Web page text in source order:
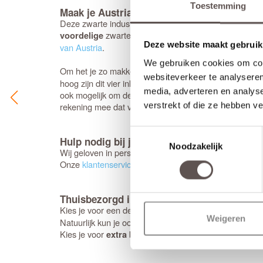
Toestemming
Deze website maakt
We gebruiken cookies om
websiteverkeer te
media, adverteren en
verstrekt of die ze hebben
Noodzakelijk
Weigeren
Maak je Austria Pronto Capri compleet
Deze zwarte industriële deur wordt geleverd
voordeligezwarte deurkrukken met een
van Austria.
Om het je zo makkelijk mogelijk te maken, zijn deze
hoog zijn dit vier inkrozingen, terwijl deuren van
ook mogelijk om deze af te hangen metzwart
rekening mee dat voor de montage van de verdekte
Hulp nodig bij je keuze?
Wij geloven in persoonlijk advies; daarom chat je bij
Onzeklantenservice staat voor je klaar. Stel je vraag
Thuisbezorgd in 5 werkdagen
Kies je voor een deur
Natuurlijk kun je ook zelf een later bezorgmoment
Kies je voorextrabewerkingen, houd dan rekening